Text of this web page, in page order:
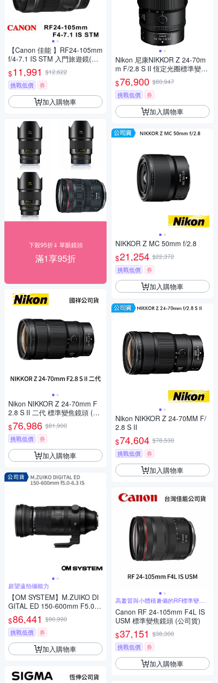
【Canon 佳能 】RF24-105mm
f/4-7.1 IS STM 入門旅遊鏡(平
行輸入)
$11,991 $12,622
挑戰低價
券
加入購物車
下殺95折⇓ 單眼鏡頭
滿1享95折
Nikon NIKKOR Z 24-70mm F
2.8 S II 二代 標準變焦鏡頭 (公
司貨)
$76,986 $81,900
挑戰低價
券
加入購物車
超望遠拍攝能力
【OM SYSTEM】M.ZUIKO DI
GITAL ED 150-600mm F5.0-6.
3 IS (公司貨)
$86,441 $90,990
挑戰低價
券
加入購物車
Nikon 尼康NIKKOR Z 24-70m
m F/2.8 S II 恆定光圈標準變焦
鏡 公司貨
$76,900 $80,947
挑戰低價
券
加入購物車
NIKKOR Z MC 50mm f/2.8
$21,254 $22,372
挑戰低價
券
加入購物車
Nikon NIKKOR Z 24-70MM F/
2.8 S II
$74,604 $78,530
挑戰低價
券
加入購物車
高畫質與小體積兼備的RF標準變焦
鏡頭
Canon RF 24-105mm F4L IS
USM 標準變焦鏡頭 (公司貨)
$37,151 $38,300
挑戰低價
券
加入購物車